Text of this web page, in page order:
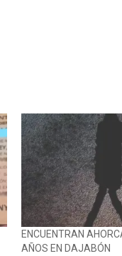
ENCUENTRAN
AÑOS EN DAJABÓN